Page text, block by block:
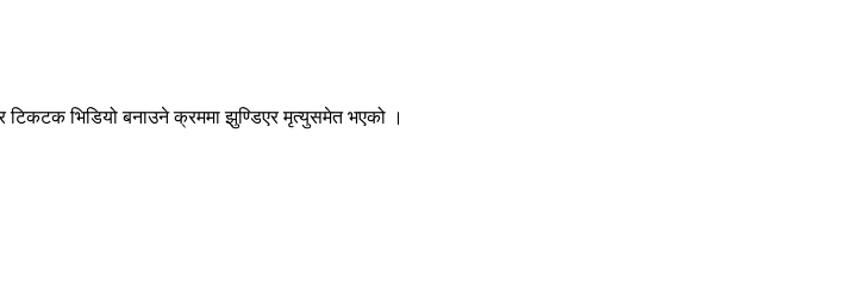
टिकटक भिडियो बनाउने क्रममा झुण्डिएर मृत्युसमेत भएको ।